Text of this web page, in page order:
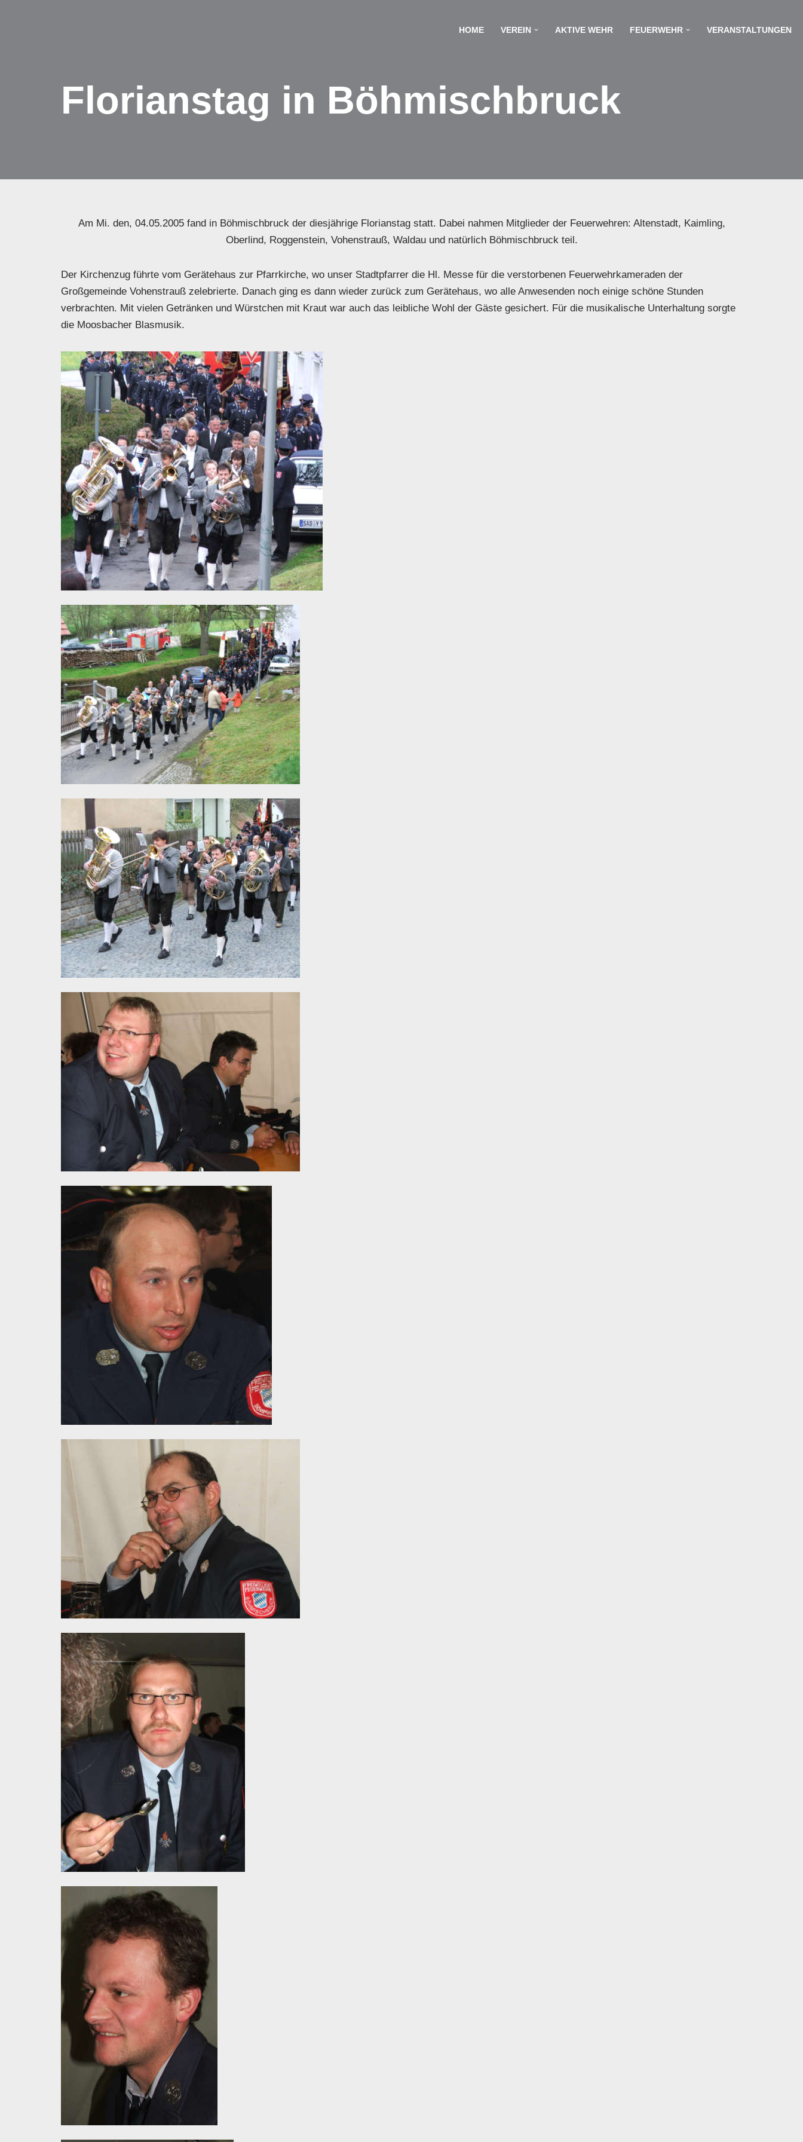
HOME VEREIN AKTIVE WEHR FEUERWEHR VERANSTALTUNGEN
Florianstag in Böhmischbruck
Am Mi. den, 04.05.2005 fand in Böhmischbruck der diesjährige Florianstag statt. Dabei nahmen Mitglieder der Feuerwehren: Altenstadt, Kaimling,
Oberlind, Roggenstein, Vohenstrauß, Waldau und natürlich Böhmischbruck teil.
Der Kirchenzug führte vom Gerätehaus zur Pfarrkirche, wo unser Stadtpfarrer die Hl. Messe für die verstorbenen Feuerwehrkameraden der
Großgemeinde Vohenstrauß zelebrierte. Danach ging es dann wieder zurück zum Gerätehaus, wo alle Anwesenden noch einige schöne Stunden
verbrachten. Mit vielen Getränken und Würstchen mit Kraut war auch das leibliche Wohl der Gäste gesichert. Für die musikalische Unterhaltung sorgte
die Moosbacher Blasmusik.